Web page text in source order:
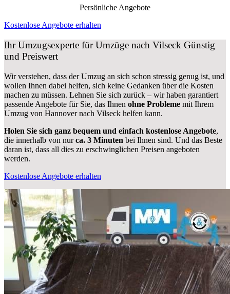
Persönliche Angebote
Kostenlose Angebote erhalten
Ihr Umzugsexperte für Umzüge nach Vilseck Günstig
und Preiswert
Wir verstehen, dass der Umzug an sich schon stressig genug ist, und
wollen Ihnen dabei helfen, sich keine Gedanken über die Kosten
machen zu müssen. Lehnen Sie sich zurück – wir haben garantiert
passende Angebote für Sie, das Ihnen ohne Probleme mit Ihrem
Umzug von Hannover nach Vilseck helfen kann.
Holen Sie sich ganz bequem und einfach kostenlose Angebote,
die innerhalb von nurca. 3 Minuten bei Ihnen sind. Und das Beste
daran ist, dass all dies zu erschwinglichen Preisen angeboten
werden.
Kostenlose Angebote erhalten